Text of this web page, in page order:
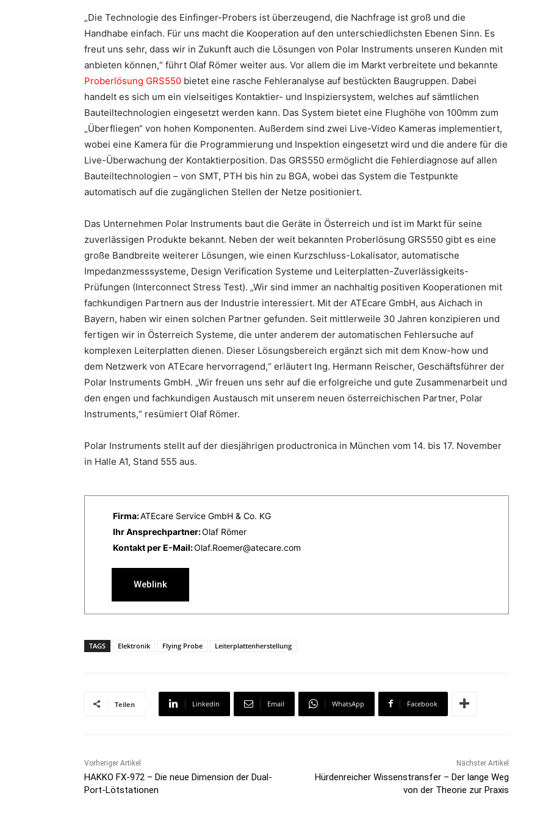
„Die Technologie des Einfinger-Probers ist überzeugend, die Nachfrage ist groß und die
Handhabe einfach. Für uns macht die Kooperation auf den unterschiedlichsten Ebenen Sinn. Es
freut uns sehr, dass wir in Zukunft auch die Lösungen von Polar Instruments unseren Kunden mit
anbieten können,“ führt Olaf Römer weiter aus. Vor allem die im Markt verbreitete und bekannte
Proberlösung GRS550 bietet eine rasche Fehleranalyse auf bestückten Baugruppen. Dabei
handelt es sich um ein vielseitiges Kontaktier- und Inspiziersystem, welches auf sämtlichen
Bauteiltechnologien eingesetzt werden kann. Das System bietet eine Flughöhe von 100mm zum
„Überfliegen“ von hohen Komponenten. Außerdem sind zwei Live-Video Kameras implementiert,
wobei eine Kamera für die Programmierung und Inspektion eingesetzt wird und die andere für die
Live-Überwachung der Kontaktierposition. Das GRS550 ermöglicht die Fehlerdiagnose auf allen
Bauteiltechnologien – von SMT, PTH bis hin zu BGA, wobei das System die Testpunkte
automatisch auf die zugänglichen Stellen der Netze positioniert.
Das Unternehmen Polar Instruments baut die Geräte in Österreich und ist im Markt für seine
zuverlässigen Produkte bekannt. Neben der weit bekannten Proberlösung GRS550 gibt es eine
große Bandbreite weiterer Lösungen, wie einen Kurzschluss-Lokalisator, automatische
Impedanzmesssysteme, Design Verification Systeme und Leiterplatten-Zuverlässigkeits-
Prüfungen (Interconnect Stress Test). „Wir sind immer an nachhaltig positiven Kooperationen mit
fachkundigen Partnern aus der Industrie interessiert. Mit der ATEcare GmbH, aus Aichach in
Bayern, haben wir einen solchen Partner gefunden. Seit mittlerweile 30 Jahren konzipieren und
fertigen wir in Österreich Systeme, die unter anderem der automatischen Fehlersuche auf
komplexen Leiterplatten dienen. Dieser Lösungsbereich ergänzt sich mit dem Know-how und
dem Netzwerk von ATEcare hervorragend,“ erläutert Ing. Hermann Reischer, Geschäftsführer der
Polar Instruments GmbH. „Wir freuen uns sehr auf die erfolgreiche und gute Zusammenarbeit und
den engen und fachkundigen Austausch mit unserem neuen österreichischen Partner, Polar
Instruments,“ resümiert Olaf Römer.
Polar Instruments stellt auf der diesjährigen productronica in München vom 14. bis 17. November
in Halle A1, Stand 555 aus.
Firma:ATEcare Service GmbH & Co. KG
Ihr Ansprechpartner:Olaf Römer
Kontakt per E-Mail:Olaf.Roemer@atecare.com
Weblink
TAGS Elektronik Flying Probe Leiterplattenherstellung
Teilen Linkedin Email WhatsApp Facebook
Vorheriger Artikel
HAKKO FX-972 – Die neue Dimension der Dual-
Port-Lötstationen
Nächster Artikel
Hürdenreicher Wissenstransfer – Der lange Weg
von der Theorie zur Praxis